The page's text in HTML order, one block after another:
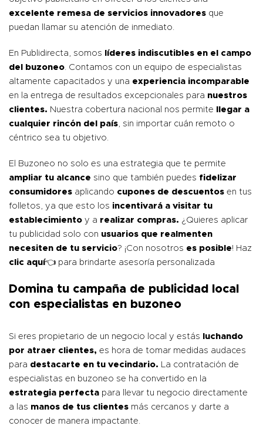
excelente remesa de servicios innovadores que
puedan llamar su atención de inmediato.
En Publidirecta, somos líderes indiscutibles en el campo
del buzoneo. Contamos con un equipo de especialistas
altamente capacitados y una experiencia incomparable
en la entrega de resultados excepcionales para nuestros
clientes. Nuestra cobertura nacional nos permite
llegar a
cualquier rincón del país, sin importar cuán remoto o
céntrico sea tu objetivo.
El Buzoneo no solo es una estrategia que te permite
ampliar tu alcance sino que también puedes fidelizar
consumidores aplicando cupones de descuentos en tus
folletos, ya que esto los incentivará a visitar tu
establecimiento y a realizar compras. ¿Quieres aplicar
tu publicidad solo con usuarios que realmenten
necesiten de tu servicio? ¡Con nosotros es posible! Haz
clic aquí👈 para brindarte asesoría personalizada
Domina tu campaña de publicidad local
con especialistas en buzoneo
Si eres propietario de un negocio local y estás luchando
por atraer clientes, es hora de tomar medidas audaces
para destacarte en tu vecindario. La contratación de
especialistas en buzoneo se ha convertido en la
estrategia perfecta para llevar tu negocio directamente
a las manos de tus clientes más cercanos y darte a
conocer de manera impactante.